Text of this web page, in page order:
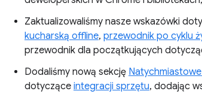
Zaktualizowaliśmy nasze wskazówki
kucharską offline, przewodnik po cyklu
przewodnik dla początkujących
Dodaliśmy nową sekcję
dotyczące integracji sprzętu, dodając